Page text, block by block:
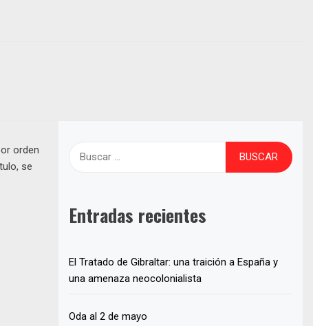
orden
se
Entradas recientes
El Tratado de Gibraltar: una traición a España y
una amenaza neocolonialista
Oda al 2 de mayo